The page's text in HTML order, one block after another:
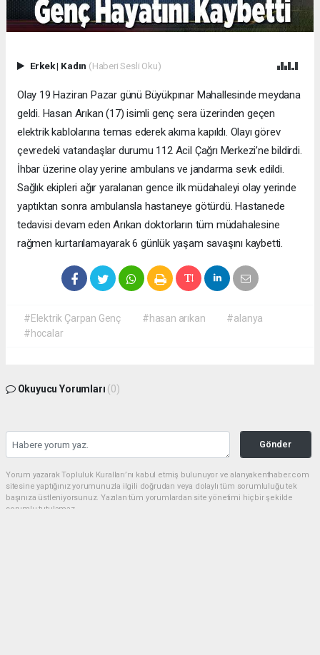
Erkek| Kadın (Haberi Sesli Oku)
Olay 19 Haziran Pazar günü Büyükpınar Mahallesinde meydana
geldi. Hasan Arıkan (17) isimli genç sera üzerinden geçen
elektrik kablolarına temas ederek akıma kapıldı. Olayı görev
çevredeki vatandaşlar durumu 112 Acil Çağrı Merkezi’ne bildirdi.
İhbar üzerine olay yerine ambulans ve jandarma sevk edildi.
Sağlık ekipleri ağır yaralanan gence ilk müdahaleyi olay yerinde
yaptıktan sonra ambulansla hastaneye götürdü. Hastanede
tedavisi devam eden Arıkan doktorların tüm müdahalesine
rağmen kurtarılamayarak 6 günlük yaşam savaşını kaybetti.
#Elektrik Çarpan Genç #hasan arıkan
#alanya
#hocalar
Okuyucu Yorumları (0)
Gönder
Yorum yazarak Topluluk Kuralları’nı kabul etmiş bulunuyor ve alanyakenthaber.com
sitesine yaptığınız yorumunuzla ilgili doğrudan veya dolaylı tüm sorumluluğu tek
başınıza üstleniyorsunuz. Yazılan tüm yorumlardan site yönetimi hiçbir şekilde
sorumlu tutulamaz.